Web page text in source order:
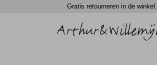
Gratis retourneren in de winkel.